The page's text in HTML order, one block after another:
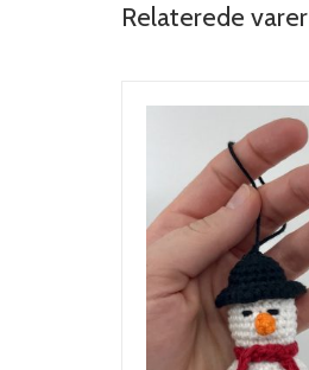
Relaterede varer